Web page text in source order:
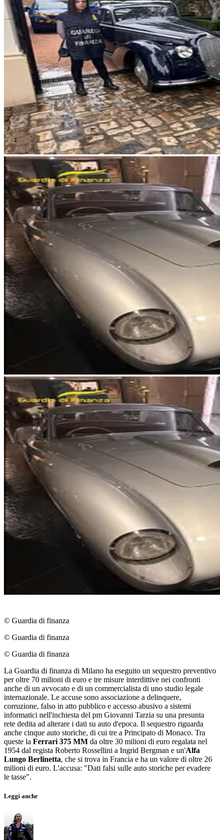
© Guardia di finanza
© Guardia di finanza
© Guardia di finanza
La Guardia di finanza di Milano ha eseguito un sequestro preventivo
per oltre 70 milioni di euro e tre misure interdittive nei confronti
anche di un avvocato e di un commercialista di uno studio legale
internazionale. Le accuse sono associazione a delinquere,
corruzione, falso in atto pubblico e accesso abusivo a sistemi
informatici nell'inchiesta del pm Giovanni Tarzia su una presunta
rete dedita ad alterare i dati su auto d'epoca. Il sequestro riguarda
anche cinque auto storiche, di cui tre a Principato di Monaco. Tra
queste la Ferrari 375 MM da oltre 30 milioni di euro regalata nel
1954 dal regista Roberto Rossellini a Ingrid Bergman e un'Alfa
Lungo Berlinetta, che si trova in Francia e ha un valore di oltre 26
milioni di euro. L'accusa: "Dati falsi sulle auto storiche per evadere
le tasse".
Leggi anche